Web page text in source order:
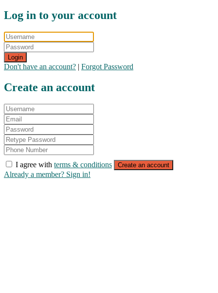
Log in to your account
Login
Don't have an account? | Forgot Password
Create an account
I agree with terms & conditions Create an account
Already a member? Sign in!